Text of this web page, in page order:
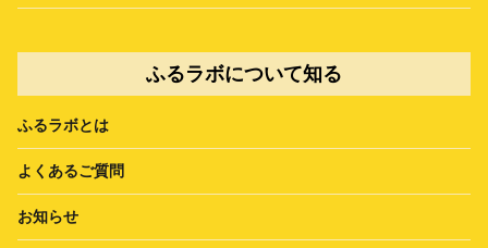
ふるラボについて知る
ふるラボとは
よくあるご質問
お知らせ